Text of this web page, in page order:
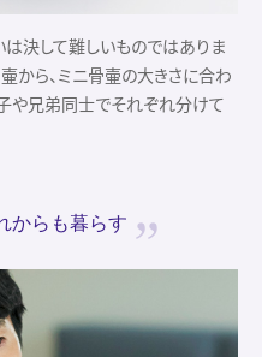
は決して難しいものではありま
から、ミニ骨壷の大きさに合わ
や兄弟同士でそれぞれ分けて
からも暮らす